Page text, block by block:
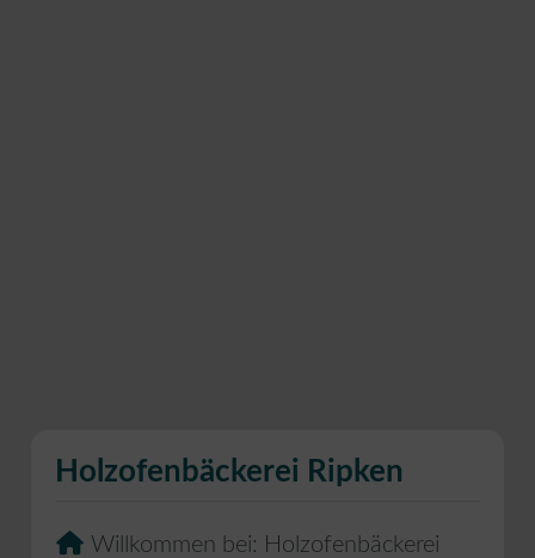
Holzofenbäckerei Ripken
Willkommen bei: Holzofenbäckerei